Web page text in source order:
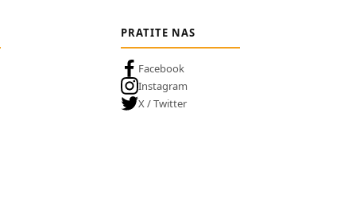
PRATITE NAS
Facebook
Instagram
X / Twitter